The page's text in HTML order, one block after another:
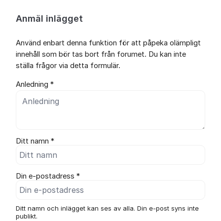
Anmäl inlägget
Använd enbart denna funktion för att påpeka olämpligt
innehåll som bör tas bort från forumet. Du kan inte
ställa frågor via detta formulär.
Anledning *
Ditt namn *
Din e-postadress *
Ditt namn och inlägget kan ses av alla. Din e-post syns inte
publikt.